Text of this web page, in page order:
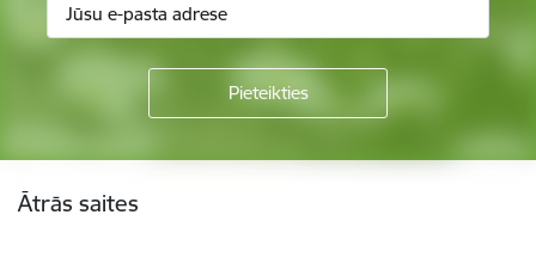
Ātrās saites